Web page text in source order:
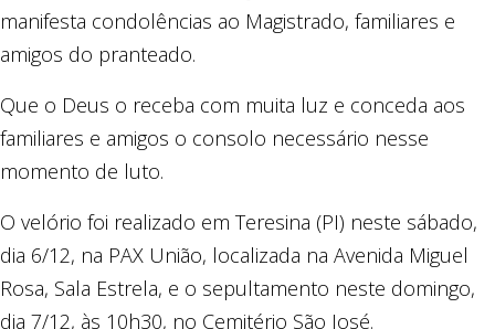
manifesta condolências ao Magistrado, familiares e
amigos do pranteado.
Que o Deus o receba com muita luz e conceda aos
familiares e amigos o consolo necessário nesse
momento de luto.
O velório foi realizado em Teresina (PI) neste sábado,
dia 6/12, na PAX União, localizada na Avenida Miguel
Rosa, Sala Estrela, e o sepultamento neste domingo,
dia 7/12, às 10h30, no Cemitério São José.